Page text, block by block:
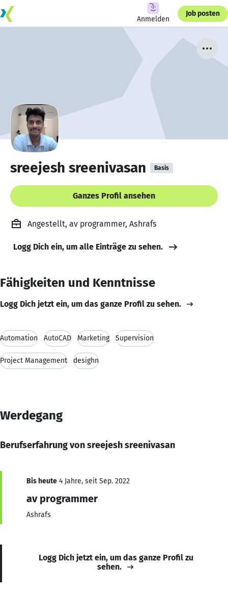
Anmelden
Job posten
sreejesh sreenivasan Basis
Ganzes Profil ansehen
Angestellt, av programmer, Ashrafs
Logg Dich ein, um alle Einträge zu sehen.
Fähigkeiten und Kenntnisse
Logg Dich jetzt ein, um das ganze Profil zu sehen.
Automation AutoCAD Marketing Supervision
Project Management desighn
Werdegang
Berufserfahrung von sreejesh sreenivasan
Bis heute 4 Jahre, seit Sep. 2022
av programmer
Ashrafs
Logg Dich jetzt ein, um das ganze Profil zu
sehen.